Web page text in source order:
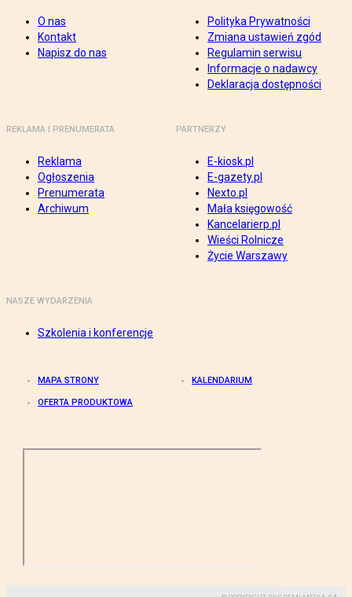
O nas
Kontakt
Napisz do nas
Polityka Prywatności
Zmiana ustawień zgód
Regulamin serwisu
Informacje o nadawcy
Deklaracja dostępności
REKLAMA I PRENUMERATA
Reklama
Ogłoszenia
Prenumerata
Archiwum
PARTNERZY
E-kiosk.pl
E-gazety.pl
Nexto.pl
Mała księgowość
Kancelarierp.pl
Wieści Rolnicze
Życie Warszawy
NASZE WYDARZENIA
Szkolenia i konferencje
MAPA STRONY KALENDARIUM
OFERTA PRODUKTOWA